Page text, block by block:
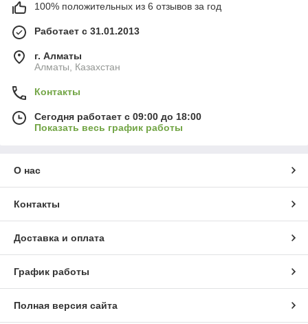
100% положительных из 6 отзывов за год
Работает с 31.01.2013
г. Алматы
Алматы, Казахстан
Контакты
Сегодня работает с 09:00 до 18:00
Показать весь график работы
О нас
Контакты
Доставка и оплата
График работы
Полная версия сайта